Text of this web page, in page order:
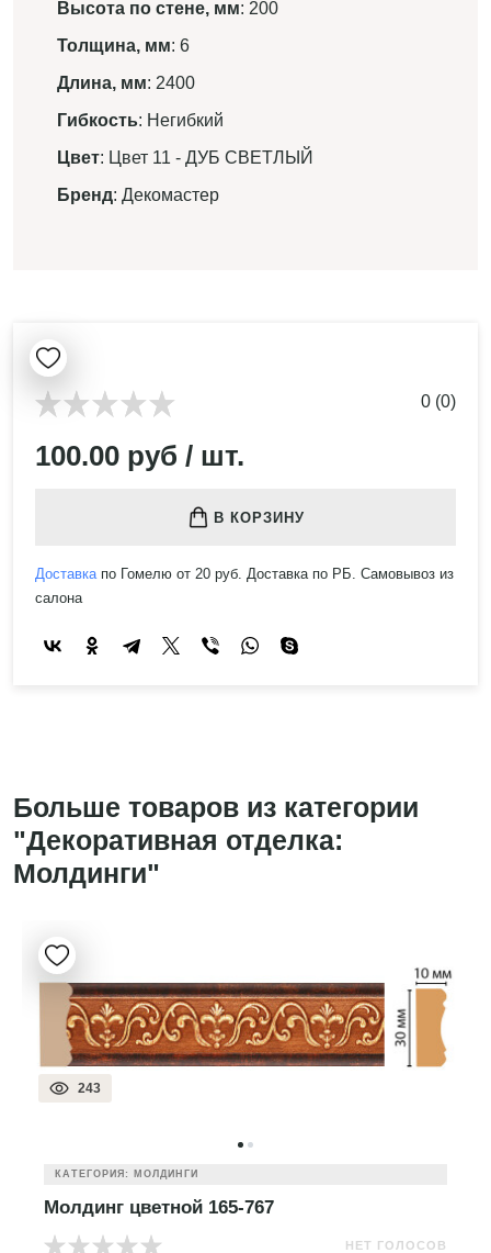
Высота по стене, мм: 200
Толщина, мм: 6
Длина, мм: 2400
Гибкость: Негибкий
Цвет: Цвет 11 - ДУБ СВЕТЛЫЙ
Бренд: Декомастер
0 (0)
100.00 руб / шт.
В КОРЗИНУ
Доставкапо Гомелю от 20 руб. Доставка по РБ. Самовывоз из
салона
Больше товаров из категории
"Декоративная отделка:
Молдинги"
243
КАТЕГОРИЯ: МОЛДИНГИ
Молдинг цветной 165-767
НЕТ ГОЛОСОВ